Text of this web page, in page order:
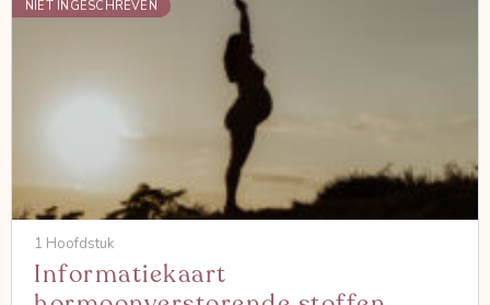
NIET INGESCHREVEN
1 Hoofdstuk
Informatiekaart